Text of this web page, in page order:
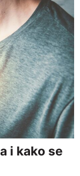
i kako se